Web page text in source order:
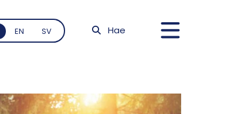
EN SV Hae